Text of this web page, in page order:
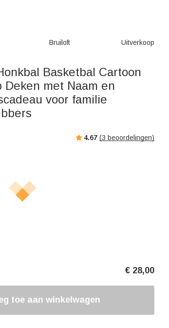
Bruiloft Uitverkoop
Basketbal Cartoon
met Naam en
voor familie
4.67 (3 beoordelingen)
€ 28,00
toe aan winkelwagen